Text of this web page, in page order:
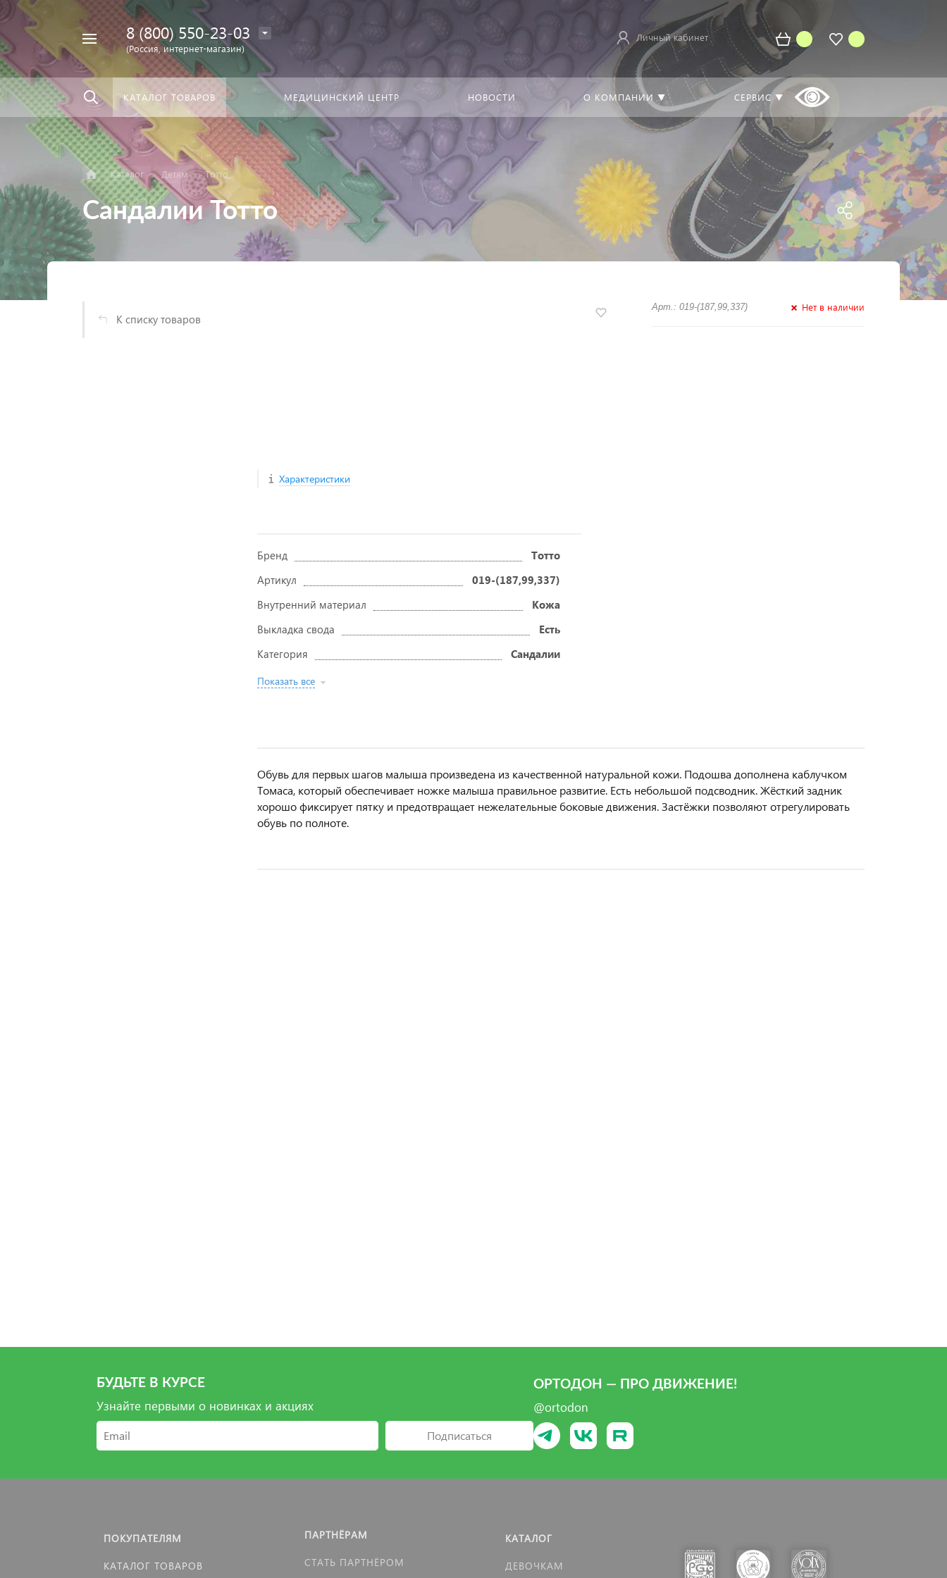
вездеНайти
8 (800) 550-23-03
(Россия, интернет-магазин)
Личный кабинет
КАТАЛОГ ТОВАРОВ МЕДИЦИНСКИЙ ЦЕНТР НОВОСТИ О КОМПАНИИ ▼ СЕРВИС ▼
Каталог Детям Тотто
Сандалии Тотто
К списку товаров
Характеристики
Арт.: 019-(187,99,337) Нет в наличии
Бренд
Тотто
Артикул
019-(187,99,337)
Внутренний материал
Кожа
Выкладка свода
Есть
Категория
Сандалии
Показать все
Обувь для первых шагов малыша произведена из качественной натуральной кожи. Подошва дополнена каблучком
Томаса, который обеспечивает ножке малыша правильное развитие. Есть небольшой подсводник. Жёсткий задник
хорошо фиксирует пятку и предотвращает нежелательные боковые движения. Застёжки позволяют отрегулировать
обувь по полноте.
БУДЬТЕ В КУРСЕ
Узнайте первыми о новинках и акциях
Подписаться
ОРТОДОН — ПРО ДВИЖЕНИЕ!
@ortodon
ПОКУПАТЕЛЯМ
КАТАЛОГ ТОВАРОВ
ПАРТНЁРАМ
СТАТЬ ПАРТНЁРОМ
КАТАЛОГ
ДЕВОЧКАМ